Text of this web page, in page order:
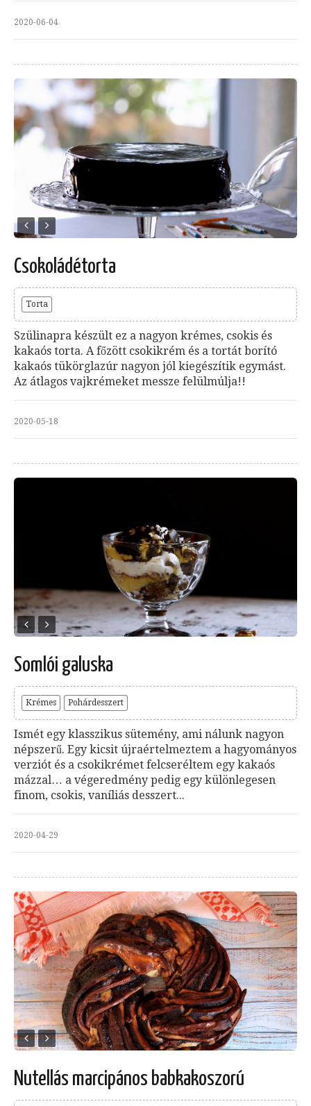
2020-06-04
Csokoládétorta
Torta
Szülinapra készült ez a nagyon krémes, csokis és
kakaós torta. A főzött csokikrém és a tortát borító
kakaós tükörglazúr nagyon jól kiegészítik egymást.
Az átlagos vajkrémeket messze felülmúlja!!
2020-05-18
Somlói galuska
Krémes Pohárdesszert
Ismét egy klasszikus sütemény, ami nálunk nagyon
népszerű. Egy kicsit újraértelmeztem a hagyományos
verziót és a csokikrémet felcseréltem egy kakaós
mázzal… a végeredmény pedig egy különlegesen
finom, csokis, vaníliás desszert...
2020-04-29
Nutellás marcipános babkakoszorú